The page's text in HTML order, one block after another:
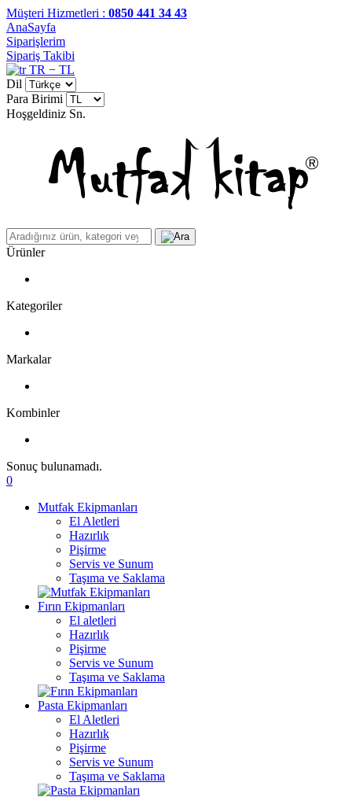
Müşteri Hizmetleri : 0850 441 34 43
AnaSayfa
Siparişlerim
Sipariş Takibi
TR − TL
Dil
Para Birimi
Hoşgeldiniz Sn.
Ürünler
Kategoriler
Markalar
Kombinler
Sonuç bulunamadı.
0
Mutfak Ekipmanları
El Aletleri
Hazırlık
Pişirme
Servis ve Sunum
Taşıma ve Saklama
Fırın Ekipmanları
El aletleri
Hazırlık
Pişirme
Servis ve Sunum
Taşıma ve Saklama
Pasta Ekipmanları
El Aletleri
Hazırlık
Pişirme
Servis ve Sunum
Taşıma ve Saklama